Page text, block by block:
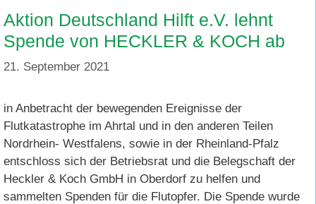
Aktion Deutschland Hilft e.V. lehnt
Spende von HECKLER & KOCH ab
21. September 2021
in Anbetracht der bewegenden Ereignisse der
Flutkatastrophe im Ahrtal und in den anderen Teilen
Nordrhein- Westfalens, sowie in der Rheinland-Pfalz
entschloss sich der Betriebsrat und die Belegschaft der
Heckler & Koch GmbH in Oberdorf zu helfen und
sammelten Spenden für die Flutopfer. Die Spende wurde